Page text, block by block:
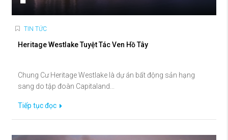
TIN TỨC
Heritage Westlake Tuyệt Tác Ven Hồ Tây
Chung Cư Heritage Westlake là dự án bất động sản hạng
sang do tập đoàn Capitaland...
Tiếp tục đọc